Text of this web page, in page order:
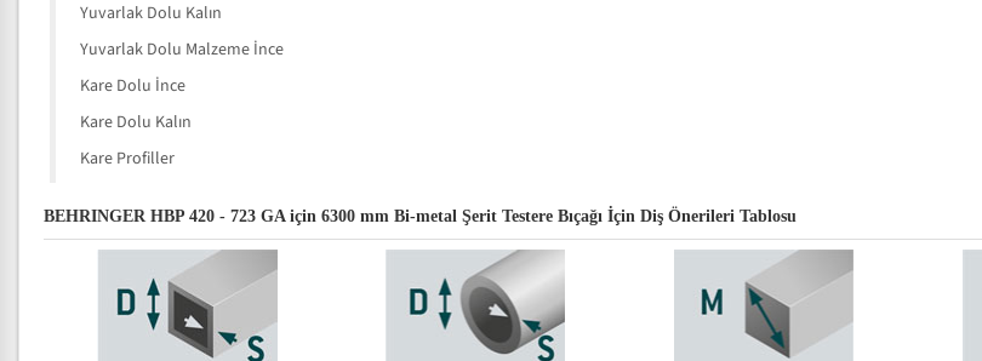
Yuvarlak Dolu Kalın
Yuvarlak Dolu Malzeme İnce
Kare Dolu İnce
Kare Dolu Kalın
Kare Profiller
BEHRINGER HBP 420 - 723 GA için 6300 mm Bi-metal Şerit Testere Bıçağı İçin Diş Önerileri Tablosu